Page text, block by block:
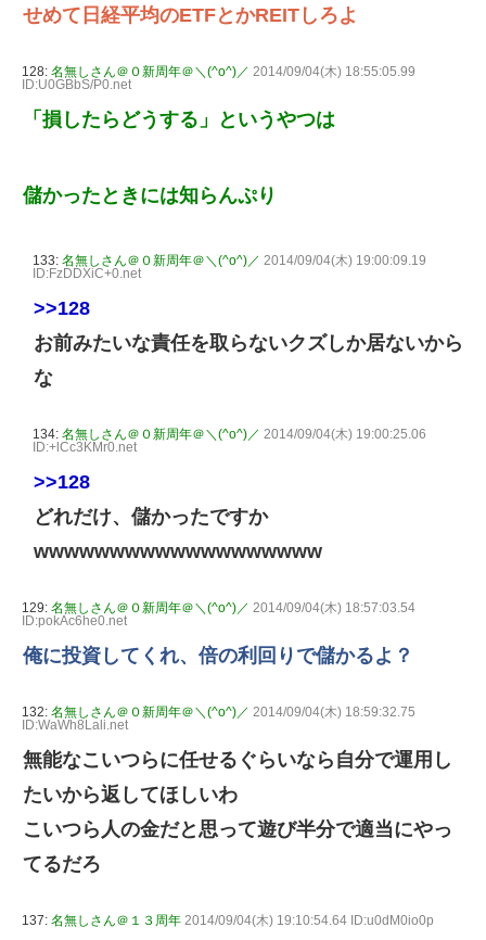
せめて日経平均のETFとかREITしろよ
128: 名無しさん＠０新周年＠＼(^o^)／ 2014/09/04(木) 18:55:05.99
ID:U0GBbS/P0.net
「損したらどうする」というやつは
儲かったときには知らんぷり
133: 名無しさん＠０新周年＠＼(^o^)／ 2014/09/04(木) 19:00:09.19
ID:FzDDXiC+0.net
>>128
お前みたいな責任を取らないクズしか居ないから
な
134: 名無しさん＠０新周年＠＼(^o^)／ 2014/09/04(木) 19:00:25.06
ID:+lCc3KMr0.net
>>128
どれだけ、儲かったですか
wwwwwwwwwwwwwwwwwww
129: 名無しさん＠０新周年＠＼(^o^)／ 2014/09/04(木) 18:57:03.54
ID:pokAc6he0.net
俺に投資してくれ、倍の利回りで儲かるよ？
132: 名無しさん＠０新周年＠＼(^o^)／ 2014/09/04(木) 18:59:32.75
ID:WaWh8Lali.net
無能なこいつらに任せるぐらいなら自分で運用し
たいから返してほしいわ
こいつら人の金だと思って遊び半分で適当にやっ
てるだろ
137: 名無しさん＠１３周年 2014/09/04(木) 19:10:54.64 ID:u0dM0io0p